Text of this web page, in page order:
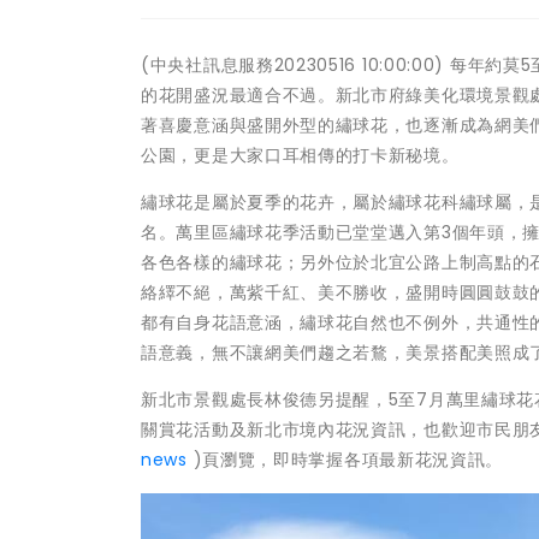
(中央社訊息服務20230516 10:00:00) 每年約莫5
的花開盛況最適合不過。新北市府綠美化環境景
著喜慶意涵與盛開外型的繡球花，也逐漸成為網
公園，更是大家口耳相傳的打卡新秘境。
繡球花是屬於夏季的花卉，屬於繡球花科繡球屬
名。萬里區繡球花季活動已堂堂邁入第3個年頭，
各色各樣的繡球花；另外位於北宜公路上制高點
絡繹不絕，萬紫千紅、美不勝收，盛開時圓圓鼓
都有自身花語意涵，繡球花自然也不例外，共通
語意義，無不讓網美們趨之若鶩，美景搭配美照
新北市景觀處長林俊德另提醒，5至7月萬里繡球
關賞花活動及新北市境內花況資訊，也歡迎市民
news )頁瀏覽，即時掌握各項最新花況資訊。